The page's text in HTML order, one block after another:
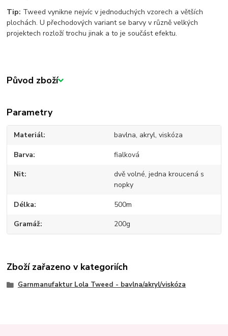
Tip: Tweed vynikne nejvíc v jednoduchých vzorech a větších
plochách. U přechodových variant se barvy v různě velkých
projektech rozloží trochu jinak a to je součást efektu.
Původ zboží
Parametry
Materiál bavlna, akryl, viskóza
Barva fialková
Nit
dvě volné, jedna kroucená s
nopky
Délka 500m
Gramáž 200g
Zboží zařazeno v kategoriích
Garnmanufaktur Lola Tweed - bavlna/akryl/viskóza